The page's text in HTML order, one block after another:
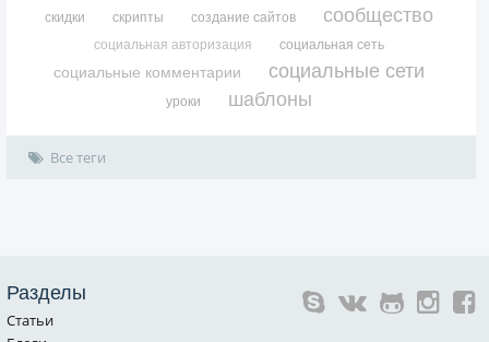
скидки
скрипты создание сайтов сообщество
социальная авторизация социальная сеть
социальные комментарии социальные сети
уроки шаблоны
Все теги
Разделы
Статьи